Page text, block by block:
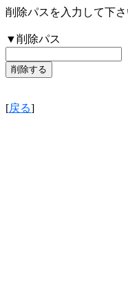
削除パスを入力して下さ
▼削除パス
[戻る]